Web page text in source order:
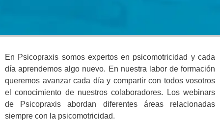
En Psicopraxis somos expertos en psicomotricidad y cada
día aprendemos algo nuevo. En nuestra labor de formación
queremos avanzar cada día y compartir con todos vosotros
el conocimiento de nuestros colaboradores. Los webinars
de Psicopraxis abordan diferentes áreas relacionadas
siempre con la psicomotricidad.